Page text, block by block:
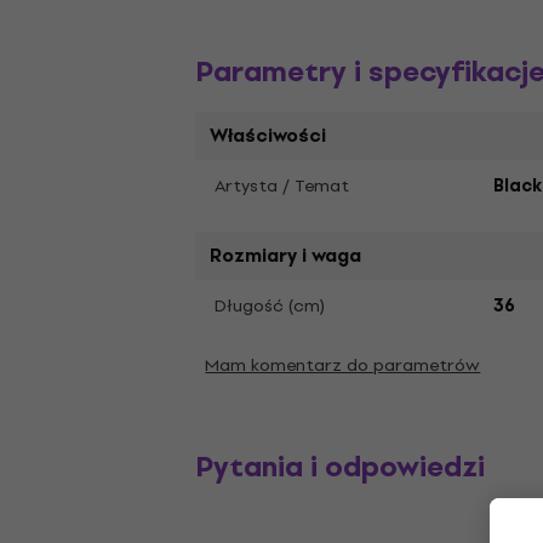
Parametry i specyfikacje
Właściwości
Artysta / Temat
Rozmiary i waga
Długość (cm) 36
Mam komentarz do parametrów
Pytania i odpowiedzi